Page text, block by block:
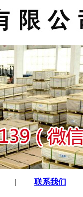
| 联系我们